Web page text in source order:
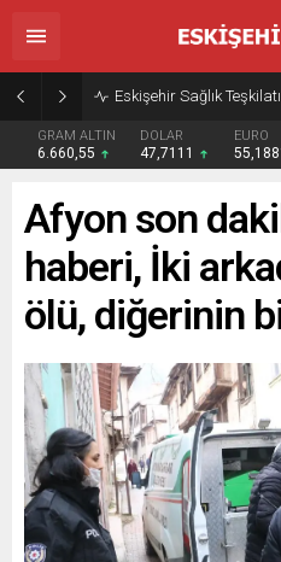
Eskişehir Sağlık
GRAM ALTIN
6.660,55
DOLAR
47,7111
EURO
Afyon son
haberi, İki
ölü, diğerinin